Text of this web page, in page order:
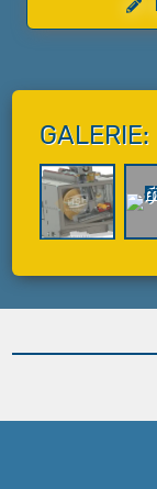
GALERIE: